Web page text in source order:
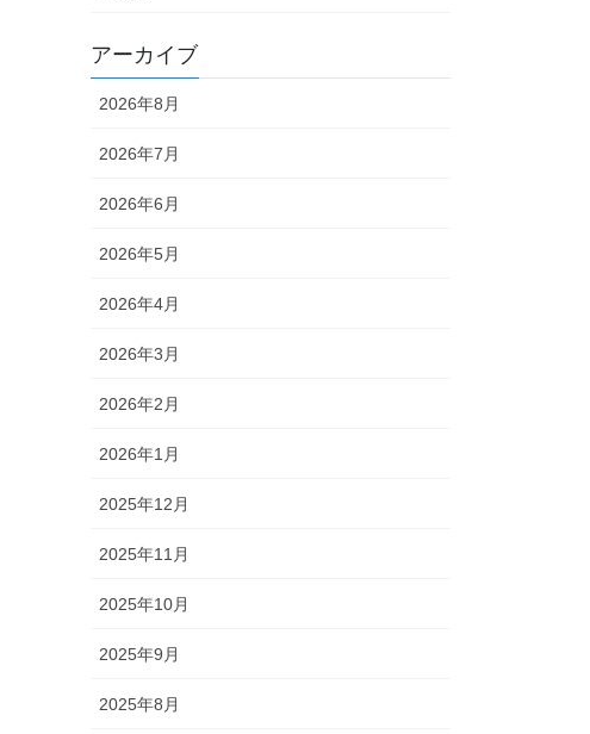
アーカイブ
2026年8月
2026年7月
2026年6月
2026年5月
2026年4月
2026年3月
2026年2月
2026年1月
2025年12月
2025年11月
2025年10月
2025年9月
2025年8月